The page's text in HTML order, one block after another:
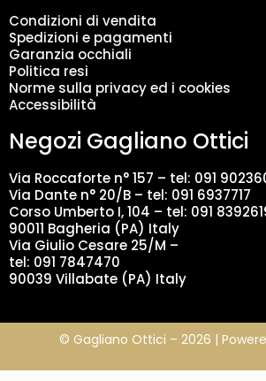
t
o
d
a
t
i
*
Condizioni di vendita
Spedizioni e pagamenti
Garanzia occhiali
Politica resi
Norme sulla privacy ed i cookies
Accessibilità
Negozi Gagliano Ottici
Via Roccaforte n° 157 – tel: 091
Via Dante n° 20/B – tel: 091 6937717
Corso Umberto I, 104 – tel: 091
90011 Bagheria (PA) Italy
Via Giulio Cesare 25/M –
tel: 091 7847470
90039 Villabate (PA) Italy
© Gagliano Ottici – 2026 |